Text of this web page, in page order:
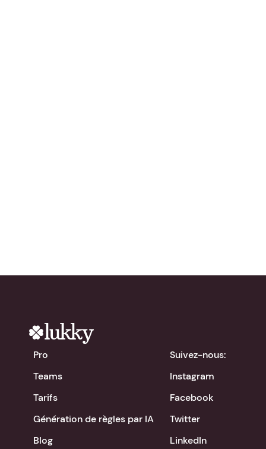
Pro
Teams
Tarifs
Génération de règles par IA
Blog
Suivez-nous:
Instagram
Facebook
Twitter
LinkedIn